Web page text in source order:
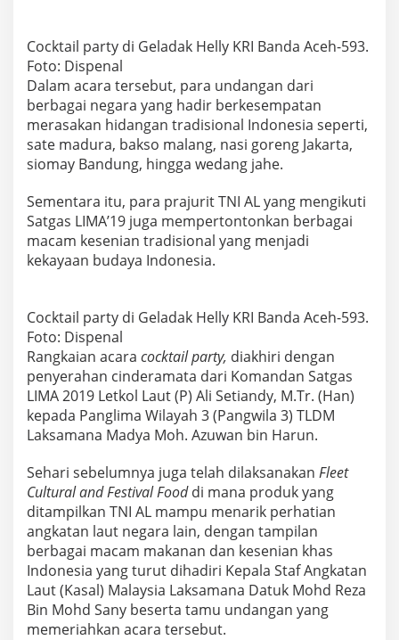
C
c
k
t
a
i
l
a
r
t
y
Cocktail party di Geladak Helly KRI Banda Aceh-593.
Foto: Dispenal
Dalam acara tersebut, para undangan dari
berbagai negara yang hadir berkesempatan
merasakan hidangan tradisional Indonesia seperti,
sate madura, bakso malang, nasi goreng Jakarta,
siomay Bandung, hingga wedang jahe.
Sementara itu, para prajurit TNI AL yang mengikuti
Satgas LIMA’19 juga mempertontonkan berbagai
macam kesenian tradisional yang menjadi
kekayaan budaya Indonesia.
Cocktail party di Geladak Helly KRI Banda Aceh-593.
Foto: Dispenal
Rangkaian acara cocktail party, diakhiri dengan
penyerahan cinderamata dari Komandan Satgas
LIMA 2019 Letkol Laut (P) Ali Setiandy, M.Tr. (Han)
kepada Panglima Wilayah 3 (Pangwila 3) TLDM
Laksamana Madya Moh. Azuwan bin Harun.
Sehari sebelumnya juga telah dilaksanakan Fleet
Cultural and Festival Fooddi mana produk yang
ditampilkan TNI AL mampu menarik perhatian
angkatan laut negara lain, dengan tampilan
berbagai macam makanan dan kesenian khas
Indonesia yang turut dihadiri Kepala Staf Angkatan
Laut (Kasal) Malaysia Laksamana Datuk Mohd Reza
Bin Mohd Sany beserta tamu undangan yang
memeriahkan acara tersebut.